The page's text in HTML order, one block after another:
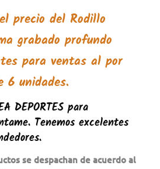
precio del Rodillo
grabado profundo
para ventas al por
unidades.
DEPORTES para
Tenemos excelentes
se despachan de acuerdo al